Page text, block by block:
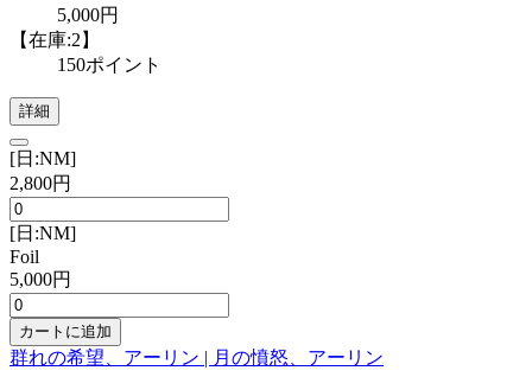
5,000円
【在庫:2】
150ポイント
詳細
[日:NM]
2,800円
[日:NM]
Foil
5,000円
カートに追加
群れの希望、アーリン | 月の憤怒、アーリン